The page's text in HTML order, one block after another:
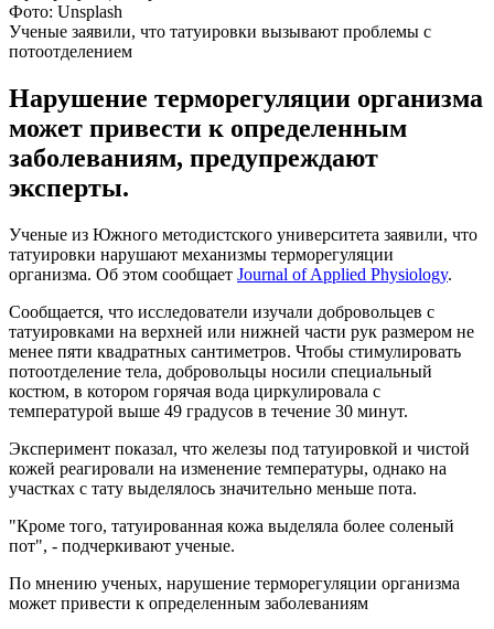
Фото: Unsplash
Ученые заявили, что татуировки вызывают проблемы с
потоотделением
Нарушение терморегуляции организма
может привести к определенным
заболеваниям, предупреждают
эксперты.
Ученые из Южного методистского университета заявили, что
татуировки нарушают механизмы терморегуляции
организма. Об этом сообщает Journal of Applied Physiology.
Сообщается, что исследователи изучали добровольцев с
татуировками на верхней или нижней части рук размером не
менее пяти квадратных сантиметров. Чтобы стимулировать
потоотделение тела, добровольцы носили специальный
костюм, в котором горячая вода циркулировала с
температурой выше 49 градусов в течение 30 минут.
Эксперимент показал, что железы под татуировкой и чистой
кожей реагировали на изменение температуры, однако на
участках с тату выделялось значительно меньше пота.
"Кроме того, татуированная кожа выделяла более соленый
пот", - подчеркивают ученые.
По мнению ученых, нарушение терморегуляции организма
может привести к определенным заболеваниям